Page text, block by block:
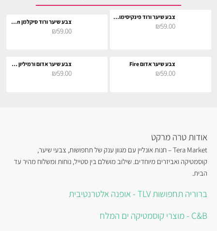
צבע שיער ורוד פינקיסימו Pinkissimo
₪59.00 צבע שיער ורוד סיקלמן Cyclamen
₪59.00
צבע שיער אדום Fire
₪59.00
צבע שיער אדום ורמיליון Vermillion Red
₪59.00
אודות טרה מרקט
Tera Market – חנות אונליין עם מגוון ענק של תחפושות, צבעי שיער,
קוסמטיקה ואביזרים מיוחדים. שילוב מושלם בין סטייל, נוחות ומשלוח מהיר עד
הבית.
ברוריה תחפושות TLV - אופנה אלטרנטיבית
C&B - מוצרי קוסמטיקה ים המלח